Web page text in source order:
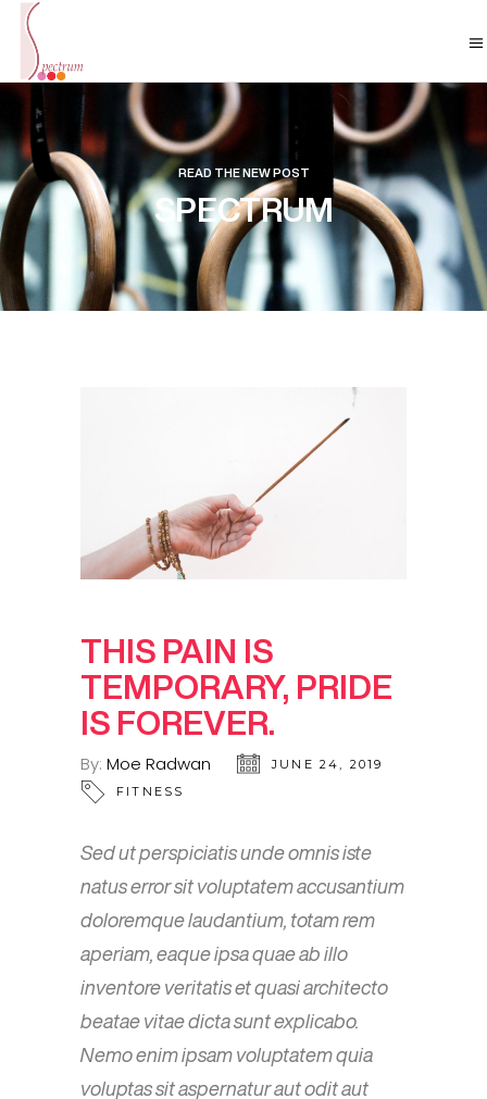
READ THE NEW POST
SPECTRUM
THIS PAIN IS
TEMPORARY, PRIDE
IS FOREVER.
By: Moe Radwan
JUNE 24, 2019
FITNESS
Sed ut perspiciatis unde omnis iste
natus error sit voluptatem accusantium
doloremque laudantium, totam rem
aperiam, eaque ipsa quae ab illo
inventore veritatis et quasi architecto
beatae vitae dicta sunt explicabo.
Nemo enim ipsam voluptatem quia
voluptas sit aspernatur aut odit aut